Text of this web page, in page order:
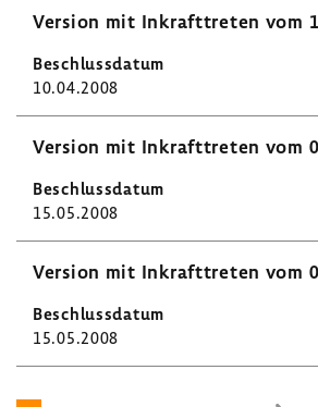
Version mit Inkraft­treten vom
10.04.2008
Version mit Inkraft­treten vom
15.05.2008
Version mit Inkraft­treten vom
15.05.2008